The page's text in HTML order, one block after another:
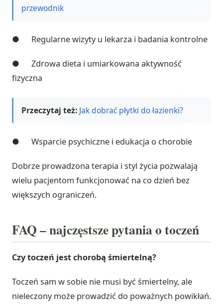
przewodnik
● Regularne wizyty u lekarza i badania kontrolne
● Zdrowa dieta i umiarkowana aktywność
fizyczna
Przeczytaj też: Jak dobrać płytki do łazienki?
● Wsparcie psychiczne i edukacja o chorobie
Dobrze prowadzona terapia i styl życia pozwalają
wielu pacjentom funkcjonować na co dzień bez
większych ograniczeń.
FAQ – najczęstsze pytania o toczeń
Czy toczeń jest chorobą śmiertelną?
Toczeń sam w sobie nie musi być śmiertelny, ale
nieleczony może prowadzić do poważnych powikłań.